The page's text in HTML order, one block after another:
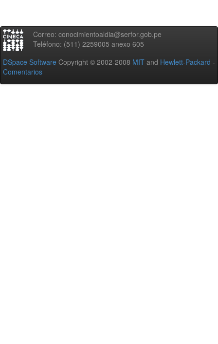
Correo: conocimientoaldia@serfor.gob.pe
Teléfono: (511) 2259005 anexo 605
DSpace Software Copyright © 2002-2008 MIT and Hewlett-Packard -
Comentarios